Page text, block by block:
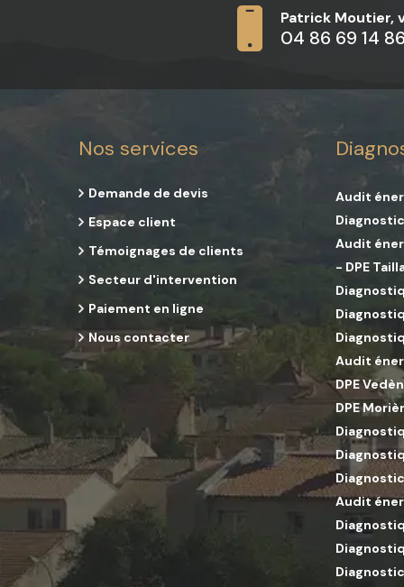
Patrick Moutier,
04 86 69 14
Nos services
Demande de devis
Espace client
Témoignages de clients
Secteur d'intervention
Paiement en ligne
Nous contacter
Audit
Audit
- DPE
Audit
DPE
DPE
Audit